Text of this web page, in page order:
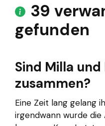
39
gefunden
Sind Milla
zusammen?
Eine Zeit lang gelang
irgendwann wurde die